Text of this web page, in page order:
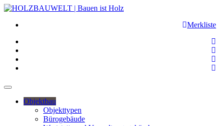
Merkliste
Objektbau
Objekttypen
Bürogebäude